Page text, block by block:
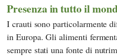
Presenza in tutto il
I crauti sono particolarmente
in Europa. Gli alimenti
sempre stati una fonte di